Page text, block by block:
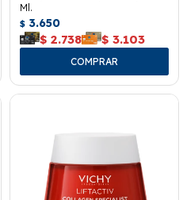
Ml.
$ 3.650
$ 2.738 $ 3.103